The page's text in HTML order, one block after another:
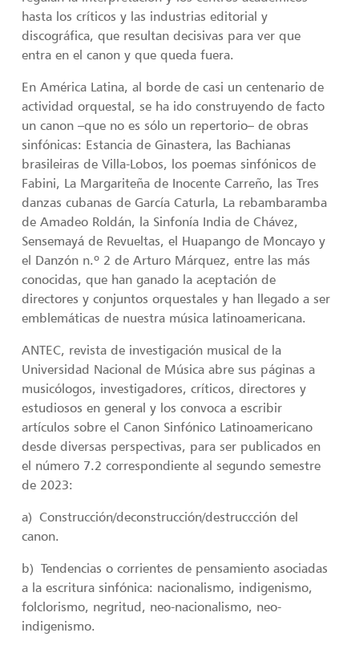
hasta los críticos y las industrias editorial y
discográfica, que resultan decisivas para ver que
entra en el canon y que queda fuera.
En América Latina, al borde de casi un centenario de
actividad orquestal, se ha ido construyendo de facto
un canon –que no es sólo un repertorio– de obras
sinfónicas: Estancia de Ginastera, las Bachianas
brasileiras de Villa-Lobos, los poemas sinfónicos de
Fabini, La Margariteña de Inocente Carreño, las Tres
danzas cubanas de García Caturla, La rebambaramba
de Amadeo Roldán, la Sinfonía India de Chávez,
Sensemayá de Revueltas, el Huapango de Moncayo y
el Danzón n.º 2 de Arturo Márquez, entre las más
conocidas, que han ganado la aceptación de
directores y conjuntos orquestales y han llegado a ser
emblemáticas de nuestra música latinoamericana.
ANTEC, revista de investigación musical de la
Universidad Nacional de Música abre sus páginas a
musicólogos, investigadores, críticos, directores y
estudiosos en general y los convoca a escribir
artículos sobre el Canon Sinfónico Latinoamericano
desde diversas perspectivas, para ser publicados en
el número 7.2 correspondiente al segundo semestre
de 2023:
a) Construcción/deconstrucción/destruccción del
canon.
b) Tendencias o corrientes de pensamiento asociadas
a la escritura sinfónica: nacionalismo, indigenismo,
folclorismo, negritud, neo-nacionalismo, neo-
indigenismo.